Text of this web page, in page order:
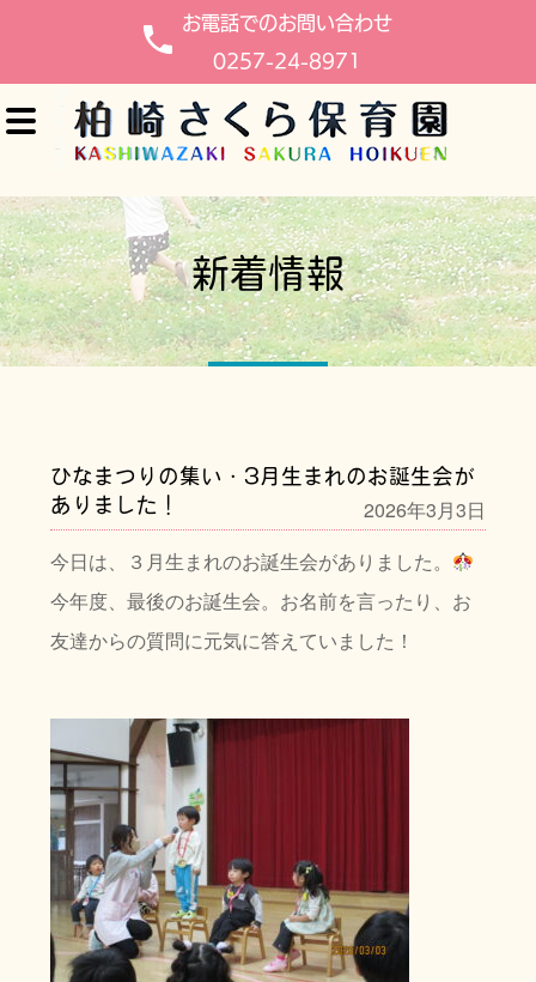
お電話でのお問い合わせ
0257-24-8971
ホーム
園の紹介
施設の紹介
園児の1日
よくある質問
新着情報
ひなまつりの集い・3月生まれのお誕生会が
ありました！
2026年3月3日
今日は、３月生まれのお誕生会がありました。
今年度、最後のお誕生会。お名前を言ったり、お
友達からの質問に元気に答えていました！